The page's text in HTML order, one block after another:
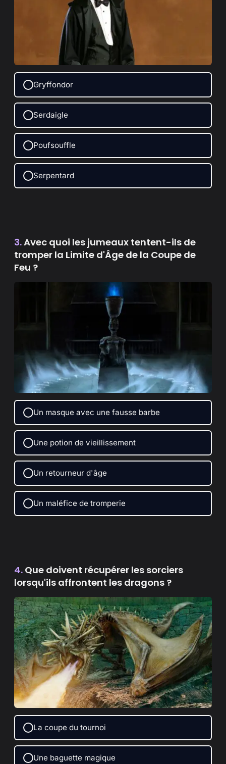
Gryffondor
Serdaigle
Poufsouffle
Serpentard
3.Avec quoi les jumeaux tentent-ils de
tromper la Limite d'Âge de la Coupe de
Feu ?
Un masque avec une fausse barbe
Une potion de vieillissement
Un retourneur d'âge
Un maléfice de tromperie
4. Que doivent récupérer les sorciers
lorsqu'ils affrontent les dragons ?
La coupe du tournoi
Une baguette magique